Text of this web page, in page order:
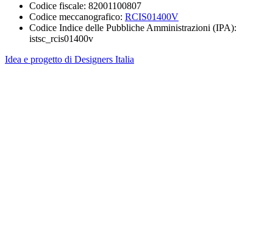
Codice fiscale: 82001100807
Codice meccanografico: RCIS01400V
Codice Indice delle Pubbliche Amministrazioni (IPA):
istsc_rcis01400v
Idea e progetto di Designers Italia